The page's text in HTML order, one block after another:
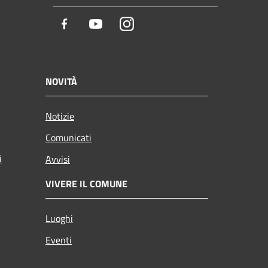
Facebook YoutubeInstagram
NOVITÀ
Notizie
Comunicati
Avvisi
VIVERE IL COMUNE
Luoghi
Eventi